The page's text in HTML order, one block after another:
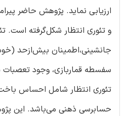
ارزیابی نماید. پژوهش حاضر
و تئوری انتظار شکل‌گرفته است.
جانشینی،اطمینان بیش‌ازحد
سفسطه قماربازی، وجود
تئوری انتظار شامل احساس
حسابرسی ذهنی می‌باشد. این